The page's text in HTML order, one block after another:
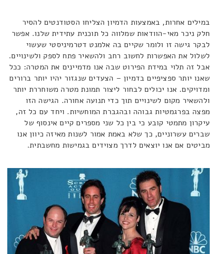
במילים אחרות, באמצעות הדמיון הצליחו הסטודנטים להסיר
חלק ניכר מאי-הוודאות שמלווה כל תוכנית עתידית שלנו. אפשר
לבקר גישה זו ולומר שקיים בה אלמנט דטרמיניסטי שעשוי
לשלול את האפשרות לחשוב רחב ולהשאיר פתח לספק ולשינויים.
אבל זה תלוי במידת הפירוט שבה אנו מדמיינים את המטרה: ככל
שאנו יותר ספציפיים בדמיון – הצעדים שנגזור יהיו יותר ברורים
ומדויקים. אנו יכולים לבחור ליצור תמונת מטרה משוחררת יותר
ולהשאיר מקום לשינויים תוך כדי תנועה אחורה. הגישה הזו
מפצה בפרגמטיות גבוהה ובהגברת המוחשיות. ויחד עם כל זה,
עיקרון מתמטי קובע כי בין כל שני מספרים קיים אינסוף של
שברים עשרוניים, כך שלא באמת אמור לשנות מאיזה כיוון אנו
מביטים אם אנו יוצאים לדרך מצוידים בגמישות מחשבתית.